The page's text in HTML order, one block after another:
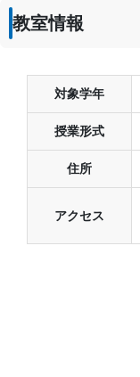
教室情報
対象学年
授業形式
住所
アクセス